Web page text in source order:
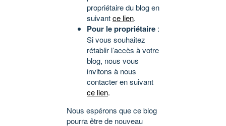
propriétaire du blog en
suivantce lien.
Pour le propriétaire :
Si vous souhaitez
rétablir l’accès à votre
blog, nous vous
invitons à nous
contacter en suivant
ce lien.
Nous espérons que ce blog
pourra être de nouveau